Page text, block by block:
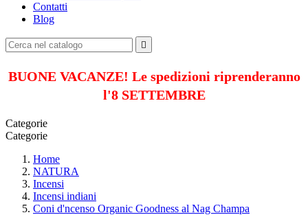
Contatti
Blog

BUONE VACANZE! Le spedizioni riprenderanno
l'8 SETTEMBRE
Categorie
Categorie
Home
NATURA
Incensi
Incensi indiani
Coni d'ncenso Organic Goodness al Nag Champa